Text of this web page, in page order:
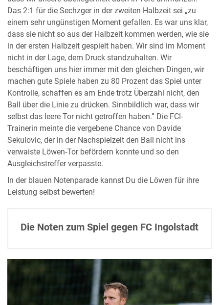
Das 2:1 für die Sechzger in der zweiten Halbzeit sei „zu
einem sehr ungünstigen Moment gefallen. Es war uns klar,
dass sie nicht so aus der Halbzeit kommen werden, wie sie
in der ersten Halbzeit gespielt haben. Wir sind im Moment
nicht in der Lage, dem Druck standzuhalten. Wir
beschäftigen uns hier immer mit den gleichen Dingen, wir
machen gute Spiele haben zu 80 Prozent das Spiel unter
Kontrolle, schaffen es am Ende trotz Überzahl nicht, den
Ball über die Linie zu drücken. Sinnbildlich war, dass wir
selbst das leere Tor nicht getroffen haben.” Die FCI-
Trainerin meinte die vergebene Chance von Davide
Sekulovic, der in der Nachspielzeit den Ball nicht ins
verwaiste Löwen-Tor befördern konnte und so den
Ausgleichstreffer verpasste.
In der blauen Notenparade kannst Du die Löwen für ihre
Leistung selbst bewerten!
Die Noten zum Spiel gegen FC Ingolstadt